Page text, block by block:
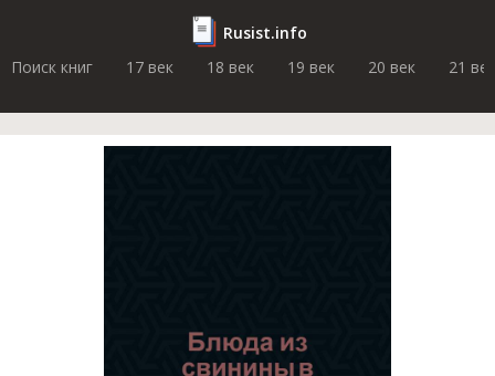
Rusist.info
Поиск книг
17 век 18 век 19 век 20 век 21 век